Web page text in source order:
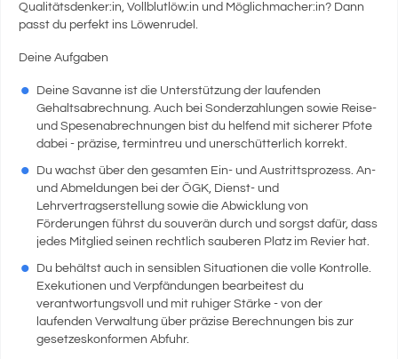
Qualitätsdenker:in, Vollblutlöw:in und Möglichmacher:in? Dann
passt du perfekt ins Löwenrudel.
Deine Aufgaben
Deine Savanne ist die Unterstützung der laufenden
Gehaltsabrechnung. Auch bei Sonderzahlungen sowie Reise-
und Spesenabrechnungen bist du helfend mit sicherer Pfote
dabei - präzise, termintreu und unerschütterlich korrekt.
Du wachst über den gesamten Ein- und Austrittsprozess. An-
und Abmeldungen bei der ÖGK, Dienst- und
Lehrvertragserstellung sowie die Abwicklung von
Förderungen führst du souverän durch und sorgst dafür, dass
jedes Mitglied seinen rechtlich sauberen Platz im Revier hat.
Du behältst auch in sensiblen Situationen die volle Kontrolle.
Exekutionen und Verpfändungen bearbeitest du
verantwortungsvoll und mit ruhiger Stärke - von der
laufenden Verwaltung über präzise Berechnungen bis zur
gesetzeskonformen Abfuhr.